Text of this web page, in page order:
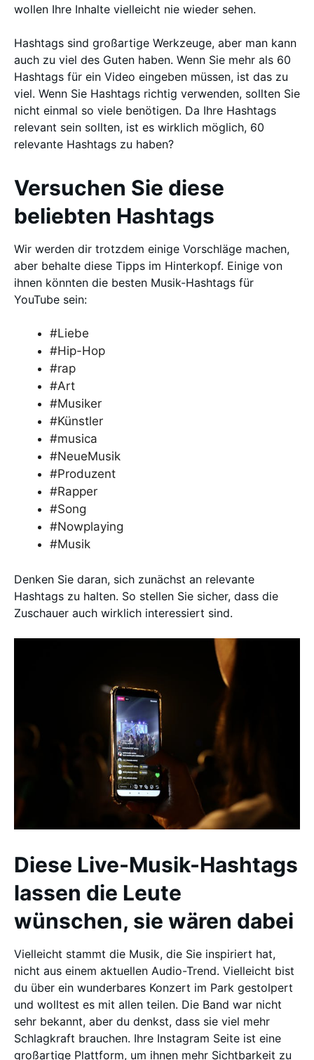
wollen Ihre Inhalte vielleicht nie wieder sehen.
Hashtags sind großartige Werkzeuge, aber man kann
auch zu viel des Guten haben. Wenn Sie mehr als 60
Hashtags für ein Video eingeben müssen, ist das zu
viel. Wenn Sie Hashtags richtig verwenden, sollten Sie
nicht einmal so viele benötigen. Da Ihre Hashtags
relevant sein sollten, ist es wirklich möglich, 60
relevante Hashtags zu haben?
Versuchen Sie diese
beliebten Hashtags
Wir werden dir trotzdem einige Vorschläge machen,
aber behalte diese Tipps im Hinterkopf. Einige von
ihnen könnten die besten Musik-Hashtags für
YouTube sein:
#Liebe
#Hip-Hop
#rap
#Art
#Musiker
#Künstler
#musica
#NeueMusik
#Produzent
#Rapper
#Song
#Nowplaying
#Musik
Denken Sie daran, sich zunächst an relevante
Hashtags zu halten. So stellen Sie sicher, dass die
Zuschauer auch wirklich interessiert sind.
Diese Live-Musik-Hashtags
lassen die Leute
wünschen, sie wären dabei
Vielleicht stammt die Musik, die Sie inspiriert hat,
nicht aus einem aktuellen Audio-Trend. Vielleicht bist
du über ein wunderbares Konzert im Park gestolpert
und wolltest es mit allen teilen. Die Band war nicht
sehr bekannt, aber du denkst, dass sie viel mehr
Schlagkraft brauchen. Ihre Instagram Seite ist eine
großartige Plattform, um ihnen mehr Sichtbarkeit zu